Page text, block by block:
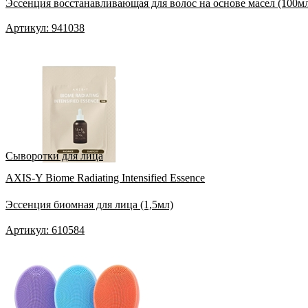
Эссенция восстанавливающая для волос на основе масел
Артикул: 941038
Сыворотки для лица
AXIS-Y Biome Radiating Intensified Essence
Эссенция биомная для лица (1,5мл)
Артикул: 610584